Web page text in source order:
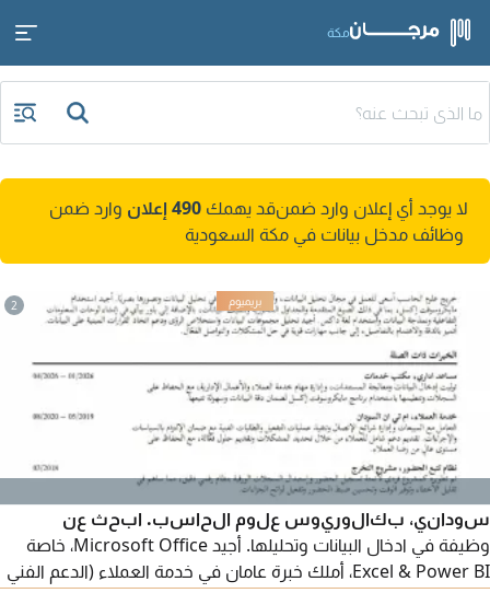
مكة
لا يوجد أي إعلان وارد ضمنقد يهمك 490 إعلان
وارد ضمن
وظائف مدخل بيانات في مكة السعودية
2
سوداني، بكالوريوس علوم الحاسب. ابحث عن
وظيفة في ادخال البيانات وتحليلها. أجيد Microsoft Office، خاصة
Excel & Power BI، أملك خبرة عامان في خدمة العملاء (الدعم الفني